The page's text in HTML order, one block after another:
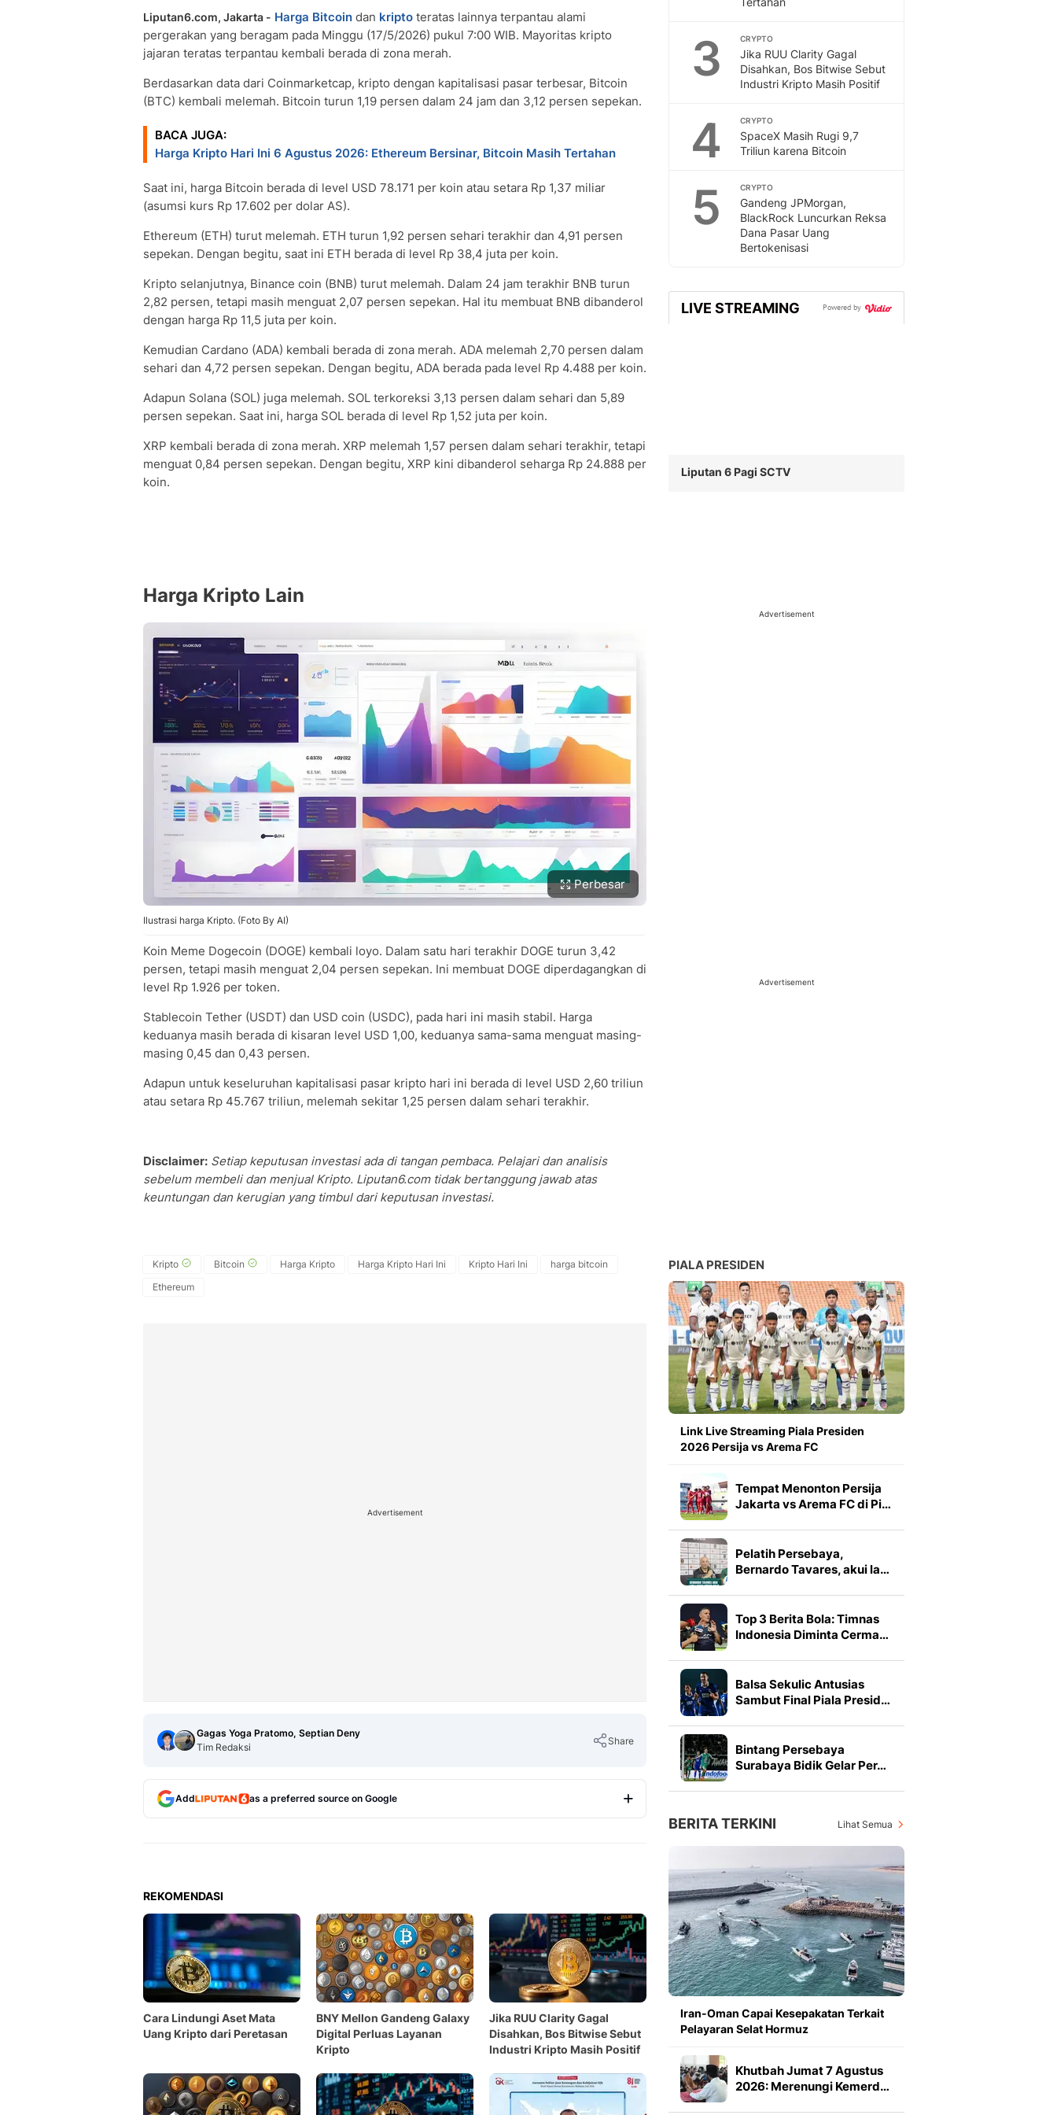
Liputan6.com, Jakarta - Harga Bitcoin dan kripto teratas lainnya terpantau alami
pergerakan yang beragam pada Minggu (17/5/2026) pukul 7:00 WIB. Mayoritas kripto
jajaran teratas terpantau kembali berada di zona merah.
Berdasarkan data dari Coinmarketcap, kripto dengan kapitalisasi pasar terbesar, Bitcoin
(BTC) kembali melemah. Bitcoin turun 1,19 persen dalam 24 jam dan 3,12 persen sepekan.
BACA JUGA:
Harga Kripto Hari Ini 6 Agustus 2026: Ethereum Bersinar, Bitcoin Masih Tertahan
Saat ini, harga Bitcoin berada di level USD 78.171 per koin atau setara Rp 1,37 miliar
(asumsi kurs Rp 17.602 per dolar AS).
Ethereum (ETH) turut melemah. ETH turun 1,92 persen sehari terakhir dan 4,91 persen
sepekan. Dengan begitu, saat ini ETH berada di level Rp 38,4 juta per koin.
Kripto selanjutnya, Binance coin (BNB) turut melemah. Dalam 24 jam terakhir BNB turun
2,82 persen, tetapi masih menguat 2,07 persen sepekan. Hal itu membuat BNB dibanderol
dengan harga Rp 11,5 juta per koin.
Kemudian Cardano (ADA) kembali berada di zona merah. ADA melemah 2,70 persen dalam
sehari dan 4,72 persen sepekan. Dengan begitu, ADA berada pada level Rp 4.488 per koin.
Adapun Solana (SOL) juga melemah. SOL terkoreksi 3,13 persen dalam sehari dan 5,89
persen sepekan. Saat ini, harga SOL berada di level Rp 1,52 juta per koin.
XRP kembali berada di zona merah. XRP melemah 1,57 persen dalam sehari terakhir, tetapi
menguat 0,84 persen sepekan. Dengan begitu, XRP kini dibanderol seharga Rp 24.888 per
koin.
Harga Kripto Lain
Perbesar
Ilustrasi harga Kripto. (Foto By AI)
Koin Meme Dogecoin (DOGE) kembali loyo. Dalam satu hari terakhir DOGE turun 3,42
persen, tetapi masih menguat 2,04 persen sepekan. Ini membuat DOGE diperdagangkan di
level Rp 1.926 per token.
Stablecoin Tether (USDT) dan USD coin (USDC), pada hari ini masih stabil. Harga
keduanya masih berada di kisaran level USD 1,00, keduanya sama-sama menguat masing-
masing 0,45 dan 0,43 persen.
Adapun untuk keseluruhan kapitalisasi pasar kripto hari ini berada di level USD 2,60 triliun
atau setara Rp 45.767 triliun, melemah sekitar 1,25 persen dalam sehari terakhir.
Disclaimer: Setiap keputusan investasi ada di tangan pembaca. Pelajari dan analisis
sebelum membeli dan menjual Kripto. Liputan6.com tidak bertanggung jawab atas
keuntungan dan kerugian yang timbul dari keputusan investasi.
Kripto Bitcoin Harga Kripto Harga Kripto Hari Ini Kripto Hari Ini
harga bitcoin
Ethereum
Advertisement
Gagas Yoga Pratomo, Septian Deny
Tim Redaksi
Share
Add as a preferred source on Google
REKOMENDASI
Cara Lindungi Aset Mata
Uang Kripto dari Peretasan
BNY Mellon Gandeng Galaxy
Digital Perluas Layanan
Kripto
Jika RUU Clarity Gagal
Disahkan, Bos Bitwise Sebut
Industri Kripto Masih Positif
3 CRYPTO
Jika RUU Clarity Gagal
Disahkan, Bos Bitwise Sebut
Industri Kripto Masih Positif
4 CRYPTO
SpaceX Masih Rugi 9,7
Triliun karena Bitcoin
5 CRYPTO
Gandeng JPMorgan,
BlackRock Luncurkan Reksa
Dana Pasar Uang
Bertokenisasi
LIVE STREAMING Powered by
Liputan 6 Pagi SCTV
Advertisement
Advertisement
PIALA PRESIDEN
Link Live Streaming Piala Presiden
2026 Persija vs Arema FC
Tempat Menonton Persija
Jakarta vs Arema FC di Pi…
Pelatih Persebaya,
Bernardo Tavares, akui la…
Top 3 Berita Bola: Timnas
Indonesia Diminta Cerma…
Balsa Sekulic Antusias
Sambut Final Piala Presid…
Bintang Persebaya
Surabaya Bidik Gelar Per…
BERITA TERKINI Lihat Semua
Iran-Oman Capai Kesepakatan Terkait
Pelayaran Selat Hormuz
Khutbah Jumat 7 Agustus
2026: Merenungi Kemerd…